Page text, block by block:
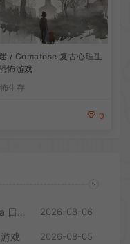
/ Comatose 复古心理生
怖游戏
生存
0
八尺大人的暑假 / Hachishakusama 日式温情恐怖游戏 2026-08-06
戏 2026-08-05